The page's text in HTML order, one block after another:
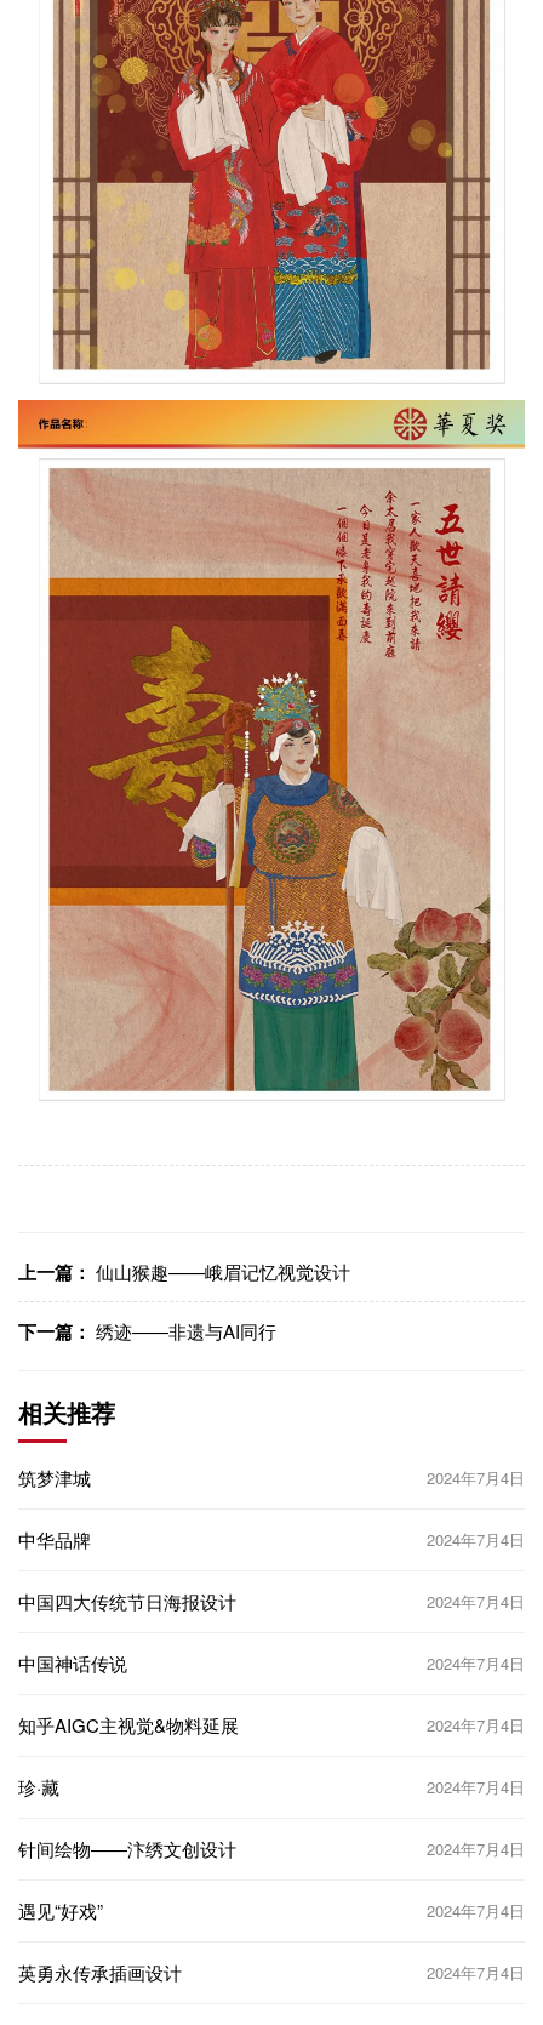
上一篇： 仙山猴趣——峨眉记忆视觉设计
下一篇： 绣迹——非遗与AI同行
相关推荐
筑梦津城 2024年7月4日
中华品牌 2024年7月4日
中国四大传统节日海报设计 2024年7月4日
中国神话传说 2024年7月4日
知乎AIGC主视觉&物料延展 2024年7月4日
珍·藏 2024年7月4日
针间绘物——汴绣文创设计 2024年7月4日
遇见“好戏” 2024年7月4日
英勇永传承插画设计 2024年7月4日